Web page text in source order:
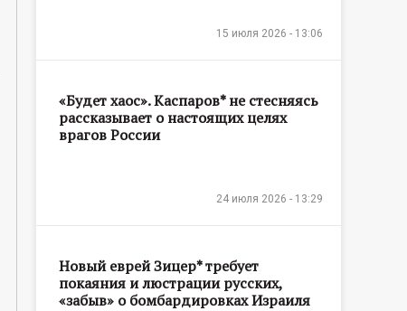
15 июля 2026 - 13:06
«Будет хаос». Каспаров* не стесняясь
рассказывает о настоящих целях
врагов России
24 июля 2026 - 13:29
Новый еврей Зицер* требует
покаяния и люстрации русских,
«забыв» о бомбардировках Израиля